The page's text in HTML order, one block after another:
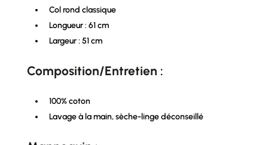
Col rond classique
Longueur : 61 cm
Largeur : 51 cm
Composition/Entretien :
100% coton
Lavage à la main, sèche-linge déconseillé